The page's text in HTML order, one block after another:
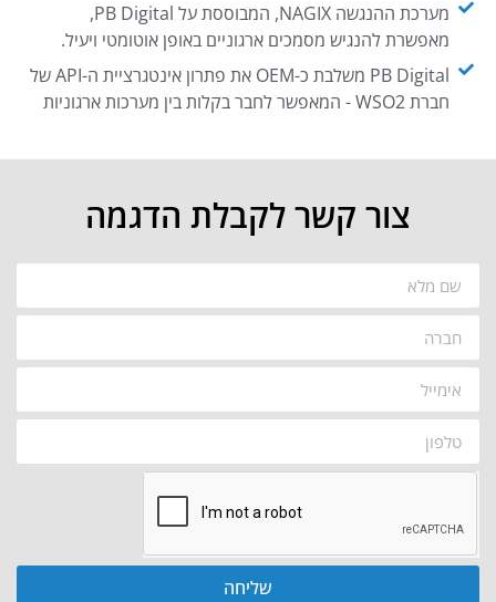
מערכת ההנגשה NAGIX, המבוססת על PB Digital,
מאפשרת להנגיש מסמכים ארגוניים באופן אוטומטי ויעיל.
PB Digital משלבת כ-OEM את פתרון אינטגרציית ה-API של
חברת WSO2 - המאפשר לחבר בקלות בין מערכות ארגוניות
צור קשר לקבלת הדגמה
שליחה